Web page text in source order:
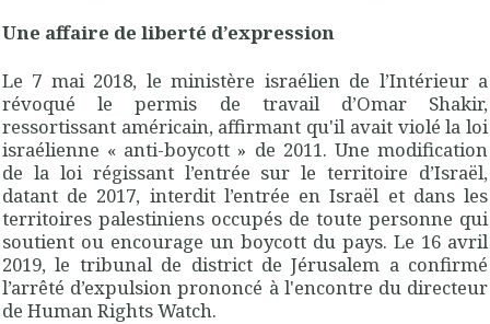
Une affaire de liberté d’expression
Le 7 mai 2018, le ministère israélien de l’Intérieur a
révoqué le permis de travail d’Omar Shakir,
ressortissant américain, affirmant qu'il avait violé la loi
israélienne « anti-boycott » de 2011. Une modification
de la loi régissant l’entrée sur le territoire d’Israël,
datant de 2017, interdit l’entrée en Israël et dans les
territoires palestiniens occupés de toute personne qui
soutient ou encourage un boycott du pays. Le 16 avril
2019, le tribunal de district de Jérusalem a confirmé
l’arrêté d’expulsion prononcé à l'encontre du directeur
de Human Rights Watch.